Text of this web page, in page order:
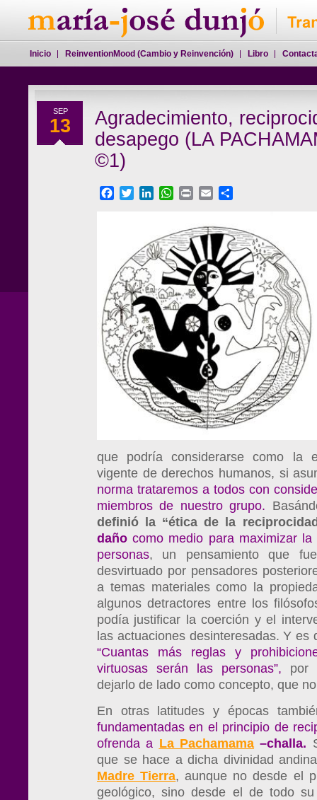
SEP
13
Agradecimiento,
desapego (LA
©1)
Facebook
TwitterLinkedInWhatsApp
Print Email
que podría considerarse como la
vigente de derechos humanos, si
norma trataremos a todos con
miembros de nuestro grupo.
definió la “ética de la
daño como medio para maximizar
personas, un pensamiento que
desvirtuado por pensadores
a temas materiales como la
algunos detractores entre los
podía justificar la coerción y el
las actuaciones desinteresadas. Y
“Cuantas más reglas y
virtuosas serán las personas”, por
dejarlo de lado como concepto, que
En otras latitudes y épocas
fundamentadas en el principio de
ofrenda a La Pachamama –challa.
que se hace a dicha divinidad
Madre Tierra, aunque no desde el
geológico, sino desde el de todo
Inicio ReinventionMood (Cambio y Reinvención) Libro